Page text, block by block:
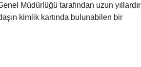
Müdürlüğü tarafından uzun yıllardır
kimlik kartında bulunabilen bir